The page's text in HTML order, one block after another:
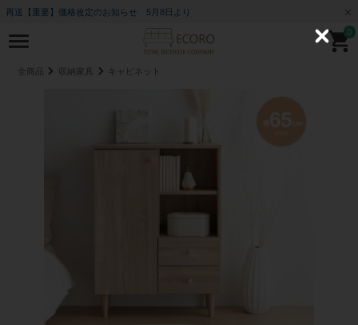
再送【重要】価格改定のお知らせ 5月8日より
0
全商品 収納家具 キャビネット
C